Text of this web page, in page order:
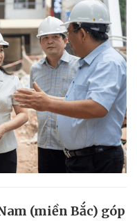
(miền Bắc) góp